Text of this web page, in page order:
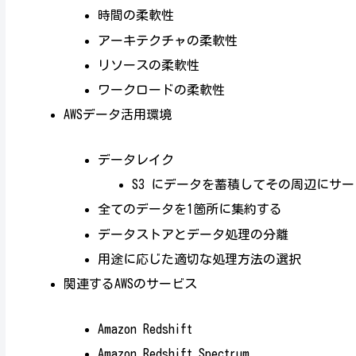
時間の柔軟性
アーキテクチャの柔軟性
リソースの柔軟性
ワークロードの柔軟性
AWSデータ活用環境
データレイク
S3 にデータを蓄積してその周辺にサ
全てのデータを1箇所に集約する
データストアとデータ処理の分離
用途に応じた適切な処理方法の選択
関連するAWSのサービス
Amazon Redshift